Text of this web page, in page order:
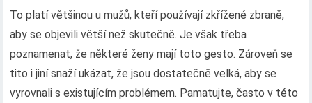
To platí většinou u mužů, kteří používají zkřížené zbraně,
aby se objevili větší než skutečně. Je však třeba
poznamenat, že některé ženy mají toto gesto. Zároveň se
tito i jiní snaží ukázat, že jsou dostatečně velká, aby se
vyrovnali s existujícím problémem. Pamatujte, často v této